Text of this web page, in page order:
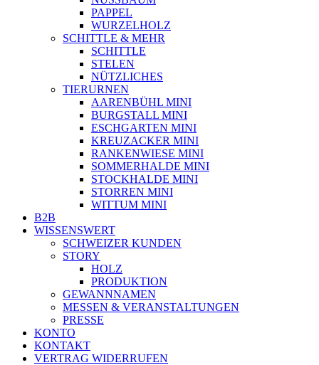
PAPPEL
WURZELHOLZ
SCHITTLE & MEHR
SCHITTLE
STELEN
NÜTZLICHES
TIERURNEN
AARENBÜHL MINI
BURGSTALL MINI
ESCHGARTEN MINI
KREUZACKER MINI
RANKENWIESE MINI
SOMMERHALDE MINI
STOCKHALDE MINI
STORREN MINI
WITTUM MINI
B2B
WISSENSWERT
SCHWEIZER KUNDEN
STORY
HOLZ
PRODUKTION
GEWANNNAMEN
MESSEN & VERANSTALTUNGEN
PRESSE
KONTO
KONTAKT
VERTRAG WIDERRUFEN